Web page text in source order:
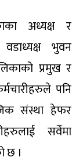
अध्यक्ष र
भुवन
प्रमुख र
पनि
संस्था हेफर
सर्वेमा
छ ।